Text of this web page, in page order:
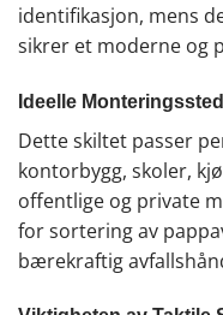
identifikasjon, mens
sikrer et moderne og
Ideelle
Dette skiltet passer
kontorbygg, skoler,
offentlige og private
for sortering av
bærekraftig